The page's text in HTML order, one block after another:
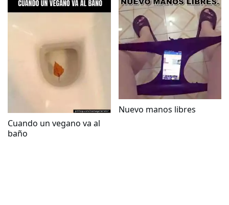
Cuando un vegano va al
baño
Nuevo manos libres